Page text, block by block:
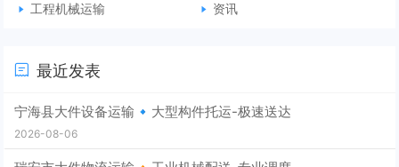
工程机械运输
资讯
最近发表
宁海县大件设备运输🔹大型构件托运-极速送达
2026-08-06